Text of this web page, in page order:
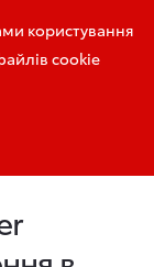
користування
cookie